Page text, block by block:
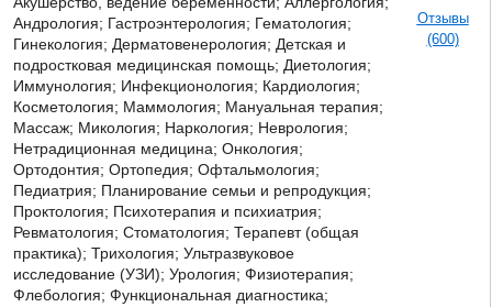
Андрология; Гастроэнтерология; Гематология;
Гинекология; Дерматовенерология; Детская и
подростковая медицинская помощь; Диетология;
Иммунология; Инфекционология; Кардиология;
Косметология; Маммология; Мануальная терапия;
Массаж; Микология; Наркология; Неврология;
Нетрадиционная медицина; Онкология;
Ортодонтия; Ортопедия; Офтальмология;
Педиатрия; Планирование семьи и репродукция;
Проктология; Психотерапия и психиатрия;
Ревматология; Стоматология; Терапевт (общая
практика); Трихология; Ультразвуковое
исследование (УЗИ); Урология; Физиотерапия;
Флебология; Функциональная диагностика;
Отзывы
(600)